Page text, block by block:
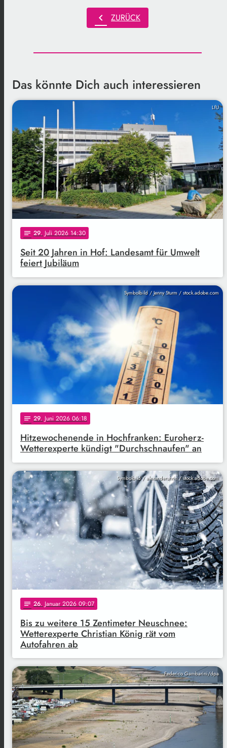
chevron_left ZURÜCK
Das könnte Dich auch interessieren
LfU
notes 29. Juli 2026 14:30
Seit 20 Jahren in Hof: Landesamt für Umwelt
feiert Jubiläum
Symbolbild / Jenny Sturm / stock.adobe.com
notes 29. Juni 2026 06:18
Hitzewochenende in Hochfranken: Euroherz-
Wetterexperte kündigt "Durchschnaufen" an
Symbolbild / alexanderuhrin / stock.adobe.com
notes 26. Januar 2026 09:07
Bis zu weitere 15 Zentimeter Neuschnee:
Wetterexperte Christian König rät vom
Autofahren ab
Federico Gambarini/dpa